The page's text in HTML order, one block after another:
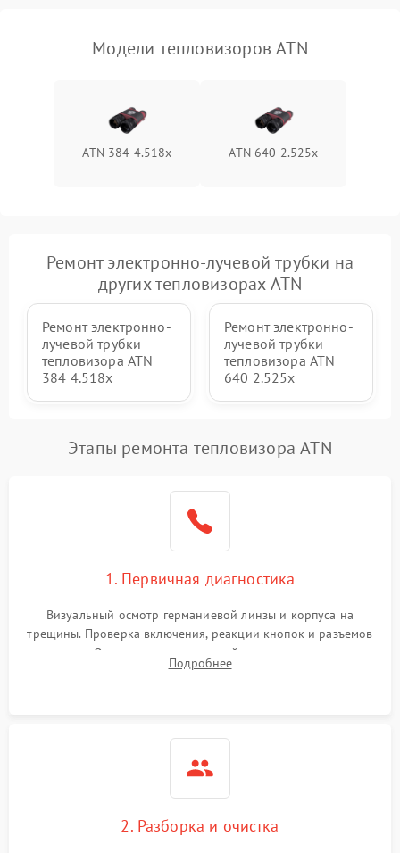
Модели тепловизоров ATN
ATN 384 4.518x ATN 640 2.525x
Ремонт электронно-лучевой трубки на
других тепловизорах ATN
Ремонт электронно-
лучевой трубки
тепловизора ATN
384 4.518x
Ремонт электронно-
лучевой трубки
тепловизора ATN
640 2.525x
Этапы ремонта тепловизора ATN
1. Первичная диагностика
Визуальный осмотр германиевой линзы и корпуса на
трещины. Проверка включения, реакции кнопок и разъемов
зарядки. Оценка вывода тепловой сигнатуры на экран,
проверка базовых функций и считывание системных
Подробнее
2. Разборка и очистка